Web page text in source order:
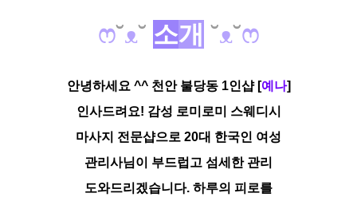
ෆ˘ᴥ˘ 소개 ˘ᴥ˘ෆ
안녕하세요 ^^ 천안 불당동 1인샵 [예나]
인사드려요! 감성 로미로미 스웨디시
마사지 전문샵으로 20대 한국인 여성
관리사님이 부드럽고 섬세한 관리
도와드리겠습니다. 하루의 피로를